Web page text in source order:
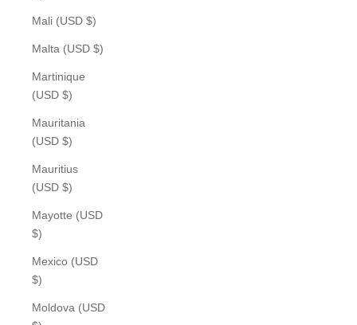
Mali (USD $)
Malta (USD $)
Martinique
(USD $)
Mauritania
(USD $)
Mauritius
(USD $)
Mayotte (USD
$)
Mexico (USD
$)
Moldova (USD